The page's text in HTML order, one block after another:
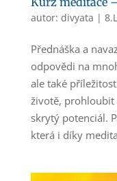
autor: divyata |
Přednáška a
odpovědi na
ale také
životě, prohloubit
skrytý potenciál.
která i díky